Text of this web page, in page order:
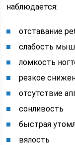
наблюдается:
отставание
слабость
ломкость
резкое
отсутствие
сонливость
быстрая
вялость